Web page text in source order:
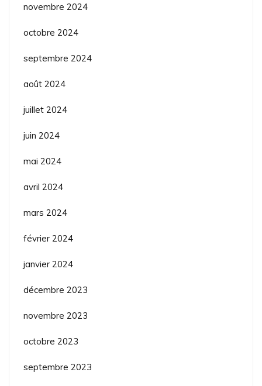
novembre 2024
octobre 2024
septembre 2024
août 2024
juillet 2024
juin 2024
mai 2024
avril 2024
mars 2024
février 2024
janvier 2024
décembre 2023
novembre 2023
octobre 2023
septembre 2023